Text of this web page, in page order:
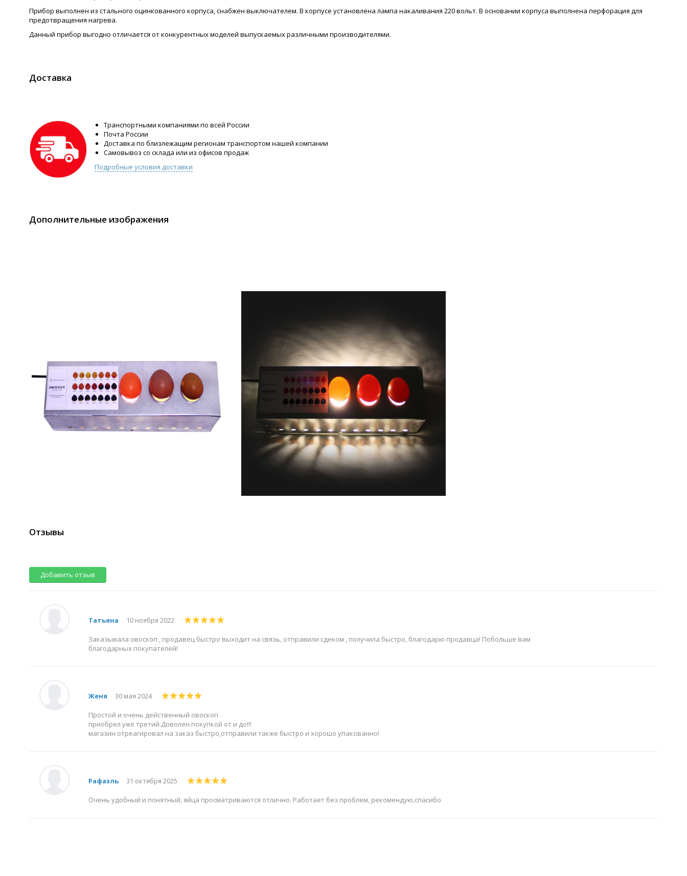
Прибор выполнен из стального оцинкованного корпуса, снабжен выключателем. В корпусе установлена лампа накаливания 220 вольт. В основании корпуса выполнена перфорация для
предотвращения нагрева.
Данный прибор выгодно отличается от конкурентных моделей выпускаемых различными производителями.
Доставка
Транспортными компаниями по всей России
Почта России
Доставка по близлежащим регионам транспортом нашей компании
Самовывоз со склада или из офисов продаж
Подробные условия доставки
Дополнительные изображения
Отзывы
Добавить отзыв
Татьяна 10 ноября 2022
Заказывала овоскоп , продавец быстро выходит на связь, отправили сдеком , получила быстро, благодарю продавца! Побольше вам
благодарных покупателей!
Женя 30 мая 2024
Простой и очень действенный овоскоп
приобрел уже третий.Доволен покупкой от и до!!!
магазин отреагировал на заказ быстро,отправили также быстро и хорошо упакованно!
Рафаэль 31 октября 2025
Очень удобный и понятный, яйца просматриваются отлично. Работает без проблем, рекомендую,спасибо